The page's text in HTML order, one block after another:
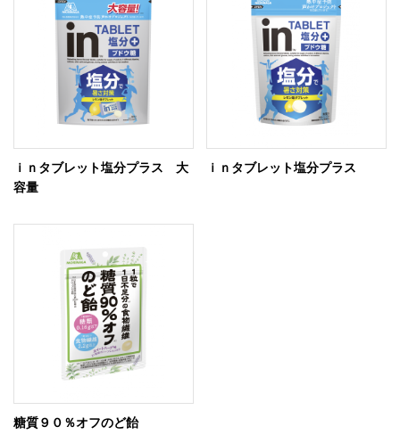
ｉｎタブレット塩分プラス 大
容量
ｉｎタブレット塩分プラス
糖質９０％オフのど飴